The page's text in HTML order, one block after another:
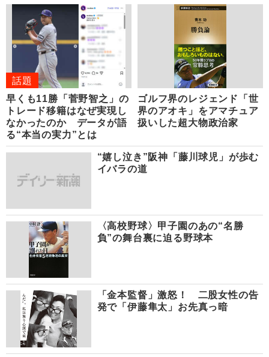
話題
早くも11勝「菅野智之」の
トレード移籍はなぜ実現し
なかったのか データが語
る“本当の実力”とは
ゴルフ界のレジェンド「世
界のアオキ」をアマチュア
扱いした超大物政治家
“嬉し泣き”阪神「藤川球児」が歩む
イバラの道
〈高校野球〉甲子園のあの“名勝
負”の舞台裏に迫る野球本
「金本監督」激怒！ 二股女性の告
発で「伊藤隼太」お先真っ暗